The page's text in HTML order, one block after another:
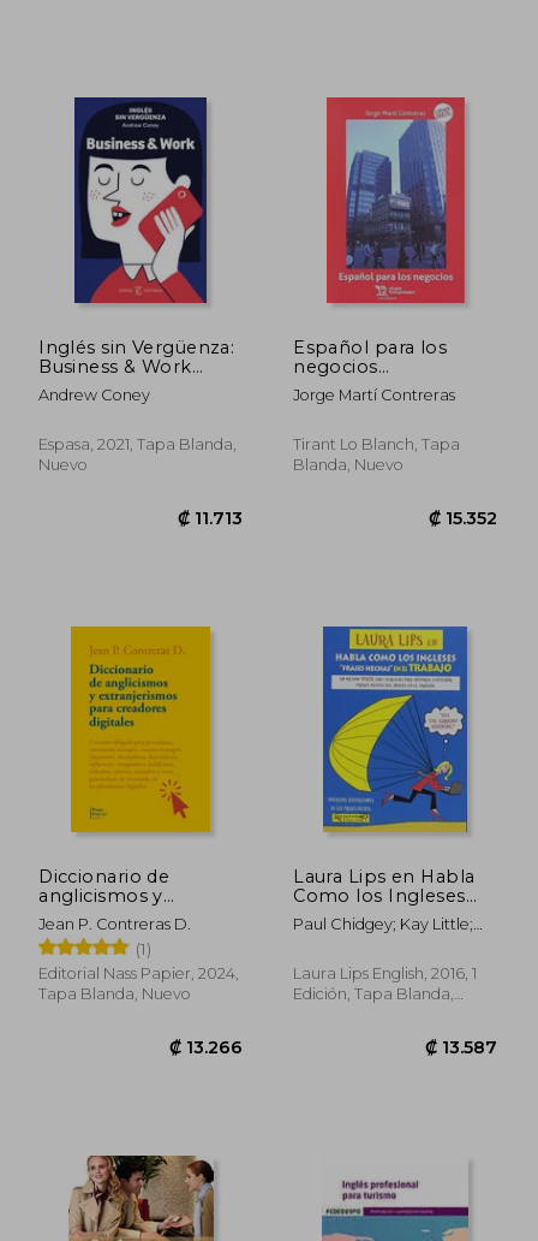
Inglés sin Vergüenza:
Business & Work
(Idiomas)
Andrew Coney
Espasa, 2021, Tapa Blanda,
Nuevo
Español para los
negocios
(Prosopopeya
Manuales)
Jorge Martí Contreras
Tirant Lo Blanch, Tapa
Blanda, Nuevo
Diccionario de
anglicismos y
extranjerismos para
creadores digitales
Jean P. Contreras D.
(1)
Editorial Nass Papier, 2024,
Tapa Blanda, Nuevo
Laura Lips en Habla
Como los Ingleses
Frases Hechas en el
Trabajo (en Inglés)
Paul Chidgey; Kay Little;
Laura Lips English, 2016, 1
Edición, Tapa Blanda,